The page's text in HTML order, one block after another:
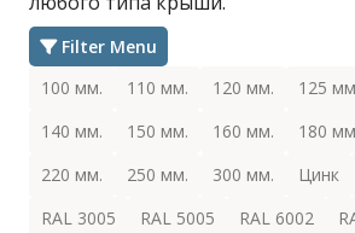
Filter Menu
100 мм.
110 мм. 120 мм. 125
140 мм.
150 мм. 160 мм. 180
220 мм.
250 мм. 300 мм. Цинк
RAL 3005
RAL 5005 RAL 6002